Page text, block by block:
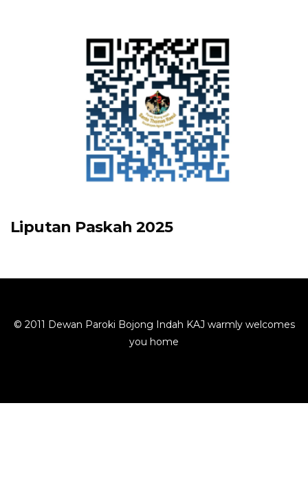
Liputan Paskah 2025
© 2011 Dewan Paroki Bojong Indah KAJ warmly welcomes
you home